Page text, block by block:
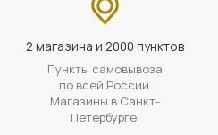
2 магазина и 2000 пунктов
Пункты самовывоза
по всей России.
Магазины в Санкт-
Петербурге.